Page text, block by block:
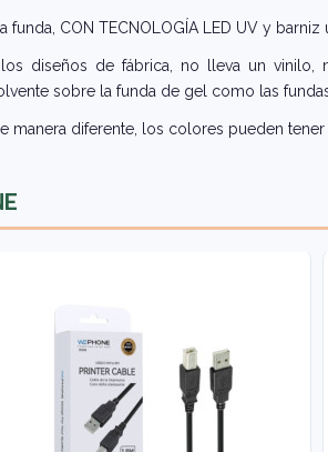
funda, CON TECNOLOGÍA LED UV y
diseños de fábrica, no lleva un
sobre la funda de gel como las
manera diferente, los colores pueden